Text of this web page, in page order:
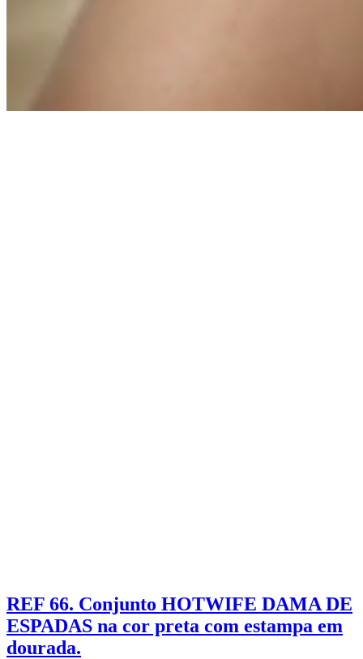
REF 66. Conjunto HOTWIFE DAMA DE
ESPADAS na cor preta com estampa em
dourada.